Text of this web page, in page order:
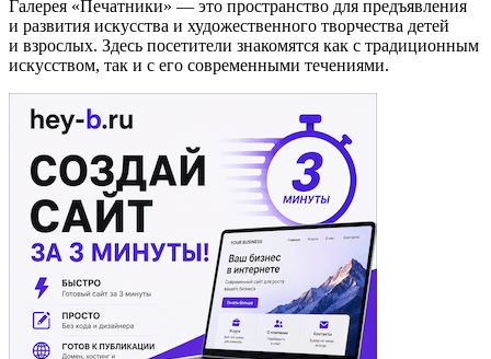
Галерея «Печатники» — это пространство для предъявления
и развития искусства и художественного творчества детей
и взрослых. Здесь посетители знакомятся как с традиционным
искусством, так и с его современными течениями.